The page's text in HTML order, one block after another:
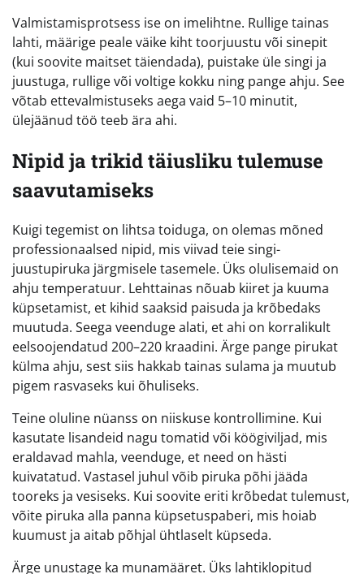
Valmistamisprotsess ise on imelihtne. Rullige tainas
lahti, määrige peale väike kiht toorjuustu või sinepit
(kui soovite maitset täiendada), puistake üle singi ja
juustuga, rullige või voltige kokku ning pange ahju. See
võtab ettevalmistuseks aega vaid 5–10 minutit,
ülejäänud töö teeb ära ahi.
Nipid ja trikid täiusliku tulemuse
saavutamiseks
Kuigi tegemist on lihtsa toiduga, on olemas mõned
professionaalsed nipid, mis viivad teie singi-
juustupiruka järgmisele tasemele. Üks olulisemaid on
ahju temperatuur. Lehttainas nõuab kiiret ja kuuma
küpsetamist, et kihid saaksid paisuda ja krõbedaks
muutuda. Seega veenduge alati, et ahi on korralikult
eelsoojendatud 200–220 kraadini. Ärge pange pirukat
külma ahju, sest siis hakkab tainas sulama ja muutub
pigem rasvaseks kui õhuliseks.
Teine oluline nüanss on niiskuse kontrollimine. Kui
kasutate lisandeid nagu tomatid või köögiviljad, mis
eraldavad mahla, veenduge, et need on hästi
kuivatatud. Vastasel juhul võib piruka põhi jääda
tooreks ja vesiseks. Kui soovite eriti krõbedat tulemust,
võite piruka alla panna küpsetuspaberi, mis hoiab
kuumust ja aitab põhjal ühtlaselt küpseda.
Ärge unustage ka munamääret. Üks lahtiklopitud